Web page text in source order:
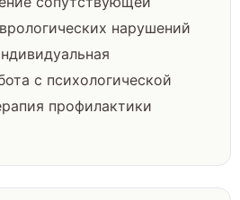
нарушений
с психологической
профилактики